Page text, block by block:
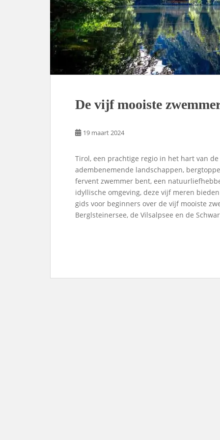
De vijf mooiste
19 maart 2024
Tirol, een prachtige regio in het hart van
adembenemende landschappen,
fervent zwemmer bent, een
idyllische omgeving, deze vijf meren
gids voor beginners over de vijf mooiste
Berglsteinersee, de Vilsalpsee en de